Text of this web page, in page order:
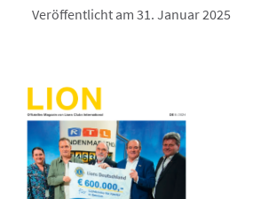
Veröffentlicht am 31. Januar 2025